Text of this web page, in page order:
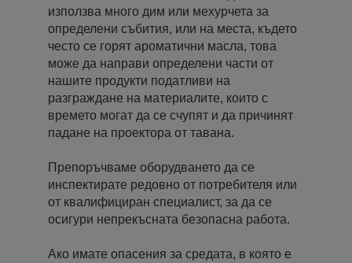
използва много дим или мехурчета за
определени събития, или на места, където
често се горят ароматични масла, това
може да направи определени части от
нашите продукти податливи на
разграждане на материалите, които с
времето могат да се счупят и да причинят
падане на проектора от тавана.
Препоръчваме оборудването да се
инспектирате редовно от потребителя или
от квалифициран специалист, за да се
осигури непрекъсната безопасна работа.
Ако имате опасения за средата, в която е